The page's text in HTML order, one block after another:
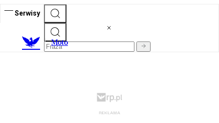
Serwisy
Moto